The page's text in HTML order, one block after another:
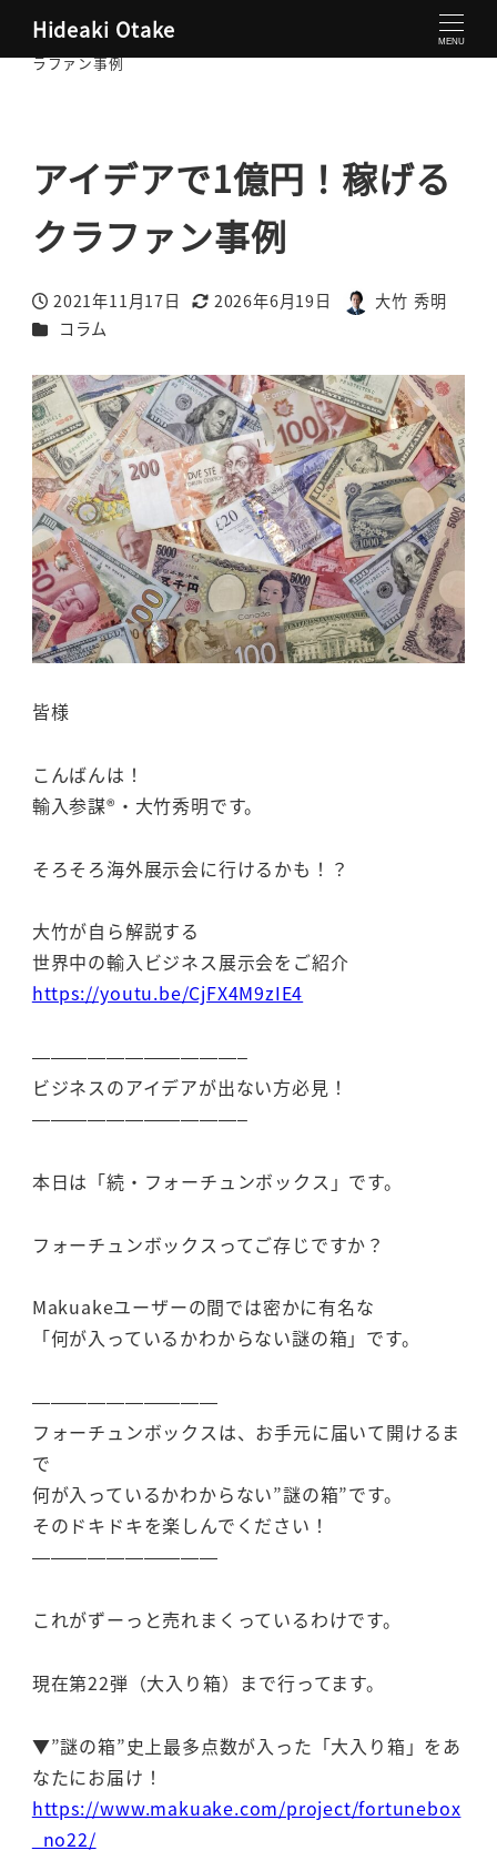
Hideaki Otake MENU
大竹秀明 公式サイト
アイデアで1億円！稼げるク
ラファン事例
アイデアで1億円！稼げる
クラファン事例
投稿日
2021年11月17日
更新日
2026年6月19日
著
大竹 秀明
カテゴリー
コラム
皆様
こんばんは！
輸入参謀®・大竹秀明です。
そろそろ海外展示会に行けるかも！？
大竹が自ら解説する
世界中の輸入ビジネス展示会をご紹介
https://youtu.be/CjFX4M9zIE4
———————————–
ビジネスのアイデアが出ない方必見！
———————————–
本日は「続・フォーチュンボックス」です。
フォーチュンボックスってご存じですか？
Makuakeユーザーの間では密かに有名な
「何が入っているかわからない謎の箱」です。
——————————
フォーチュンボックスは、お手元に届いて開けるま
で
何が入っているかわからない”謎の箱”です。
そのドキドキを楽しんでください！
——————————
これがずーっと売れまくっているわけです。
現在第22弾（大入り箱）まで行ってます。
▼”謎の箱”史上最多点数が入った「大入り箱」をあ
なたにお届け！
https://www.makuake.com/project/fortunebox
_no22/